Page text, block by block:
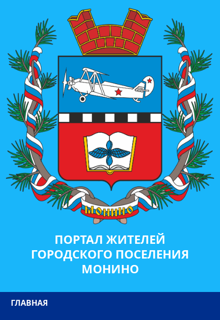
ПОРТАЛ ЖИТЕЛЕЙ
ГОРОДСКОГО ПОСЕЛЕНИЯ
МОНИНО
ГЛАВНАЯ